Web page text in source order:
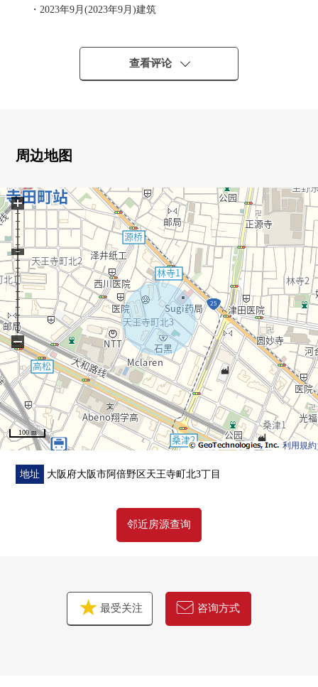
・2023年9月(2023年9月)建筑
・全部电化住宅
查看评论
周边地图
利用規約
100 m
+
−
地址 大阪府大阪市阿倍野区天王寺町北3丁目
邻近房源查询
最受关注 咨询方式